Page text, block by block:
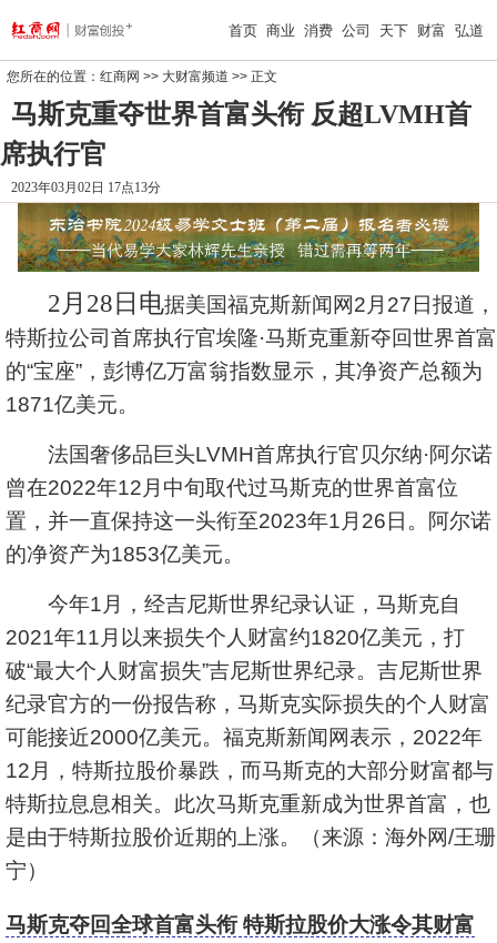
首页 商业 消费 公司 天下 财富 弘道
您所在的位置： 红商网 >> 大财富频道 >> 正文
马斯克重夺世界首富头衔 反超LVMH首
席执行官
2023年03月02日 17点13分
2月28日电据美国福克斯新闻网2月27日报道，
特斯拉公司首席执行官埃隆·马斯克重新夺回世界首富
的“宝座”，彭博亿万富翁指数显示，其净资产总额为
1871亿美元。
法国奢侈品巨头LVMH首席执行官贝尔纳·阿尔诺
曾在2022年12月中旬取代过马斯克的世界首富位
置，并一直保持这一头衔至2023年1月26日。阿尔诺
的净资产为1853亿美元。
今年1月，经吉尼斯世界纪录认证，马斯克自
2021年11月以来损失个人财富约1820亿美元，打
破“最大个人财富损失”吉尼斯世界纪录。吉尼斯世界
纪录官方的一份报告称，马斯克实际损失的个人财富
可能接近2000亿美元。福克斯新闻网表示，2022年
12月，特斯拉股价暴跌，而马斯克的大部分财富都与
特斯拉息息相关。此次马斯克重新成为世界首富，也
是由于特斯拉股价近期的上涨。（来源：海外网/王珊
宁）
马斯克夺回全球首富头衔 特斯拉股价大涨令其财富